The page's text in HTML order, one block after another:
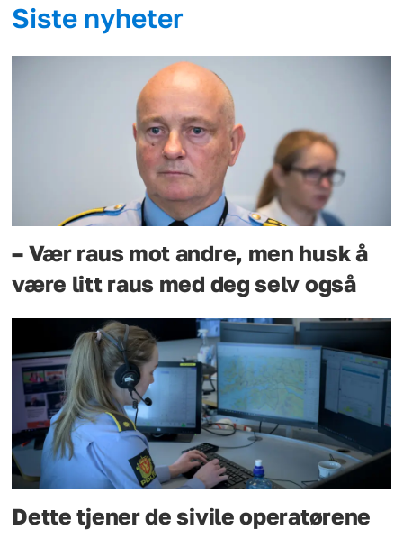
Siste nyheter
– Vær raus mot andre, men husk å
være litt raus med deg selv også
Dette tjener de sivile operatørene